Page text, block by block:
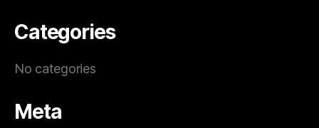
Categories
No categories
Meta